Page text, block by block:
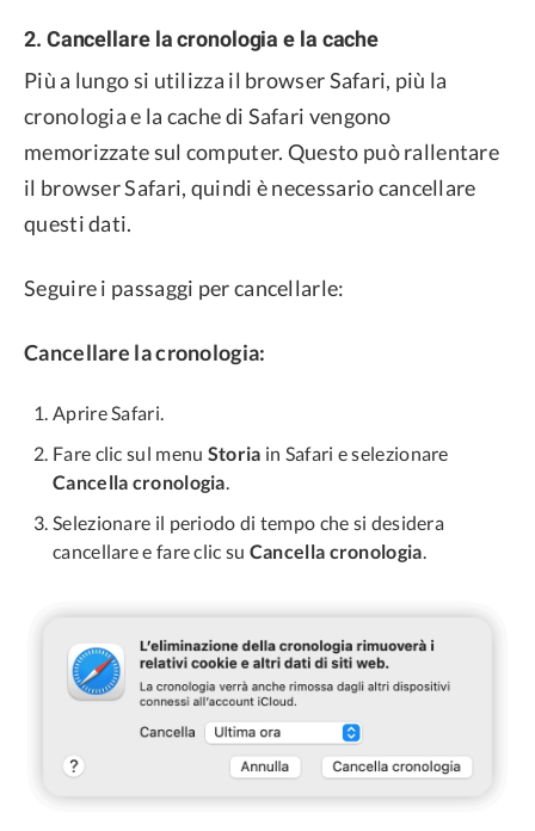
2. Cancellare la cronologia e la cache
Più a lungo si utilizza il browser Safari, più la
cronologia e la cache di Safari vengono
memorizzate sul computer. Questo può rallentare
il browser Safari, quindi è necessario cancellare
questi dati.
Seguire i passaggi per cancellarle:
Cancellare la cronologia:
Aprire Safari.
Fare clic sul menu Storia in Safari e selezionare
Cancella cronologia
Selezionare il periodo di tempo che si desidera
cancellare e fare clic su Cancella cronologia